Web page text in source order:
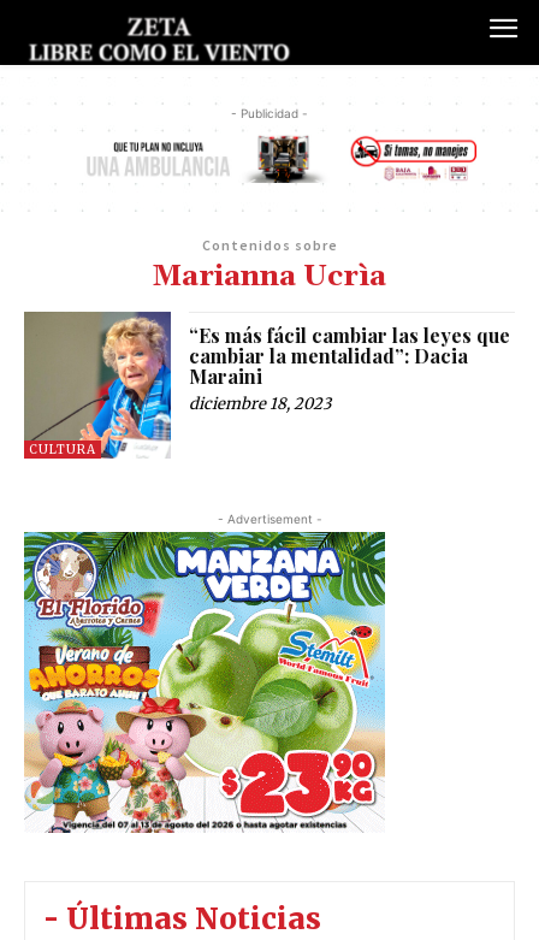
- Publicidad -
Contenidos sobre
Marianna Ucrìa
CULTURA
“Es más fácil cambiar las leyes que
cambiar la mentalidad”: Dacia
Maraini
diciembre 18, 2023
- Advertisement -
- Últimas Noticias